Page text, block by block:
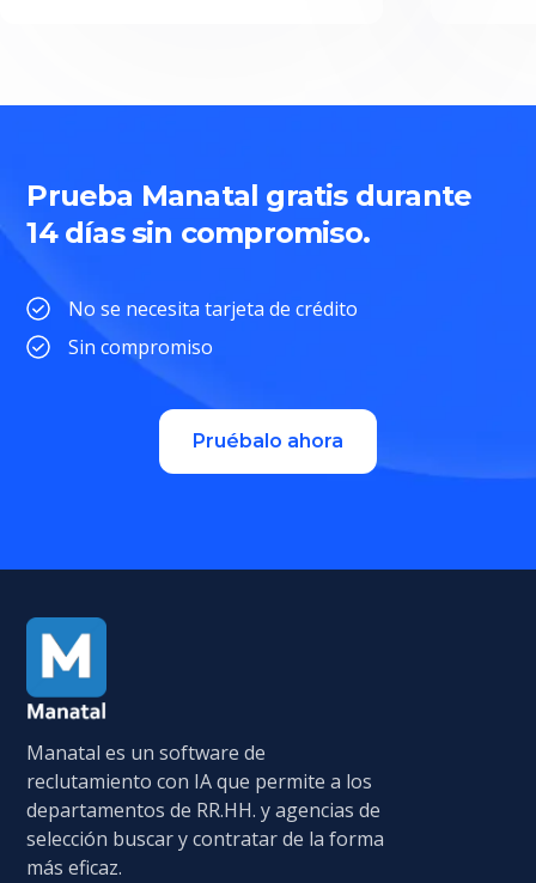
Prueba Manatal gratis durante
14 días sin compromiso.
No se necesita tarjeta de crédito
Sin compromiso
Pruébalo ahora
Manatal es un software de
reclutamiento con IA que permite a los
departamentos de RR.HH. y agencias de
selección buscar y contratar de la forma
más eficaz.